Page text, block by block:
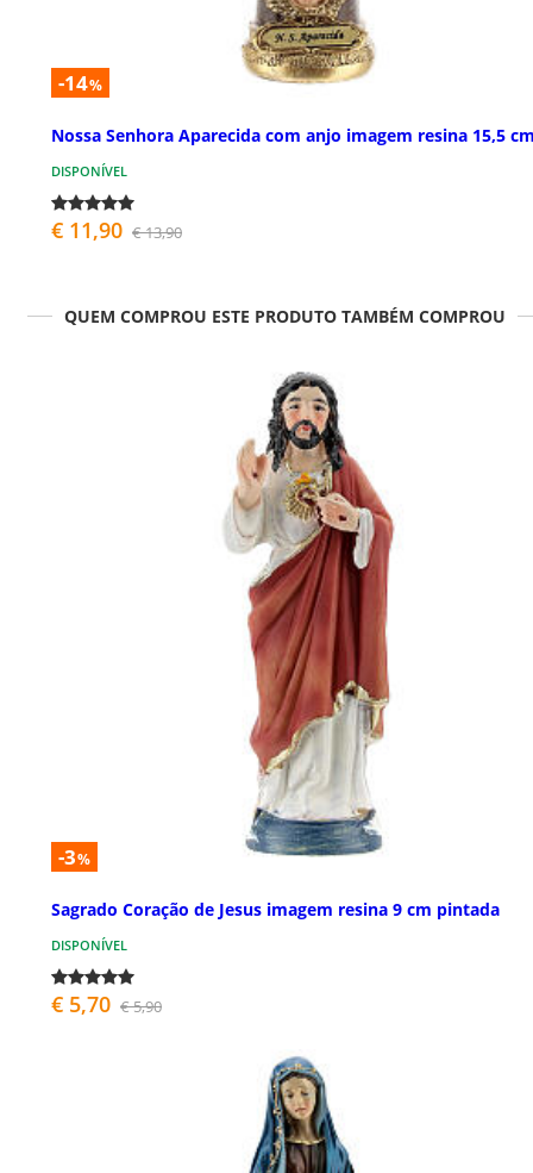
-14%
Nossa Senhora Aparecida com anjo imagem resina 15,5
DISPONÍVEL
€ 11,90 € 13,90
QUEM COMPROU ESTE PRODUTO TAMBÉM COMPROU
-3%
Sagrado Coração de Jesus imagem resina 9 cm pintada
DISPONÍVEL
€ 5,70 € 5,90